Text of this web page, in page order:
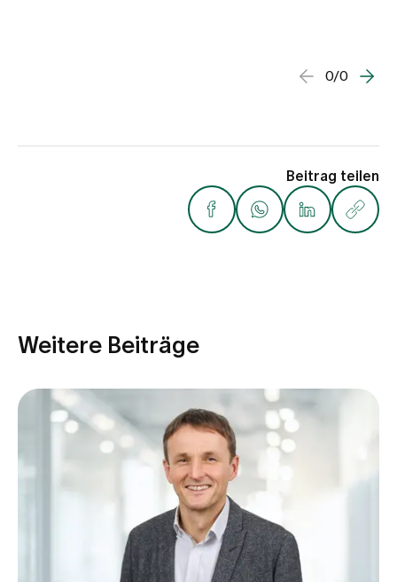
0/0
Beitrag teilen
Weitere Beiträge